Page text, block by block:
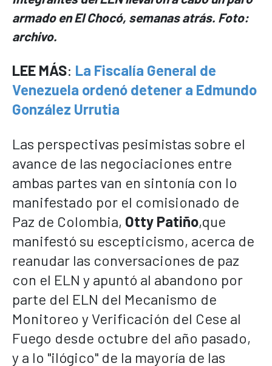
armado en El Chocó, semanas atrás. Foto:
archivo.
LEE MÁS: La Fiscalía General de
Venezuela ordenó detener a Edmundo
González Urrutia
Las perspectivas pesimistas sobre el
avance de las negociaciones entre
ambas partes van en sintonía con lo
manifestado por el comisionado de
Paz de Colombia, Otty Patiño,que
manifestó su escepticismo, acerca de
reanudar las conversaciones de paz
con el ELN y apuntó al abandono por
parte del ELN del Mecanismo de
Monitoreo y Verificación del Cese al
Fuego desde octubre del año pasado,
y a lo "ilógico" de la mayoría de las